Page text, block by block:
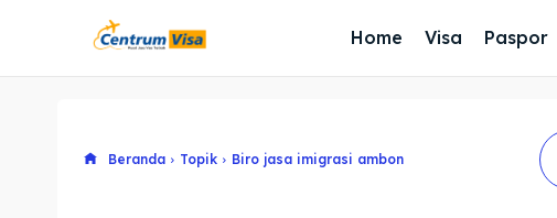
Home Visa Paspor
Beranda Topik Biro jasa imigrasi ambon